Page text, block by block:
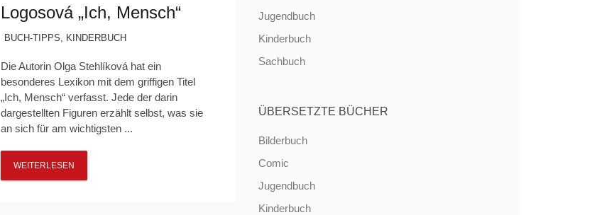
Logosová „Ich, Mensch“
BUCH-TIPPS, KINDERBUCH
Die Autorin Olga Stehlíková hat ein
besonderes Lexikon mit dem griffigen Titel
„Ich, Mensch“ verfasst. Jede der darin
dargestellten Figuren erzählt selbst, was sie
an sich für am wichtigsten ...
WEITERLESEN
Jugendbuch
Kinderbuch
Sachbuch
ÜBERSETZTE BÜCHER
Bilderbuch
Comic
Jugendbuch
Kinderbuch